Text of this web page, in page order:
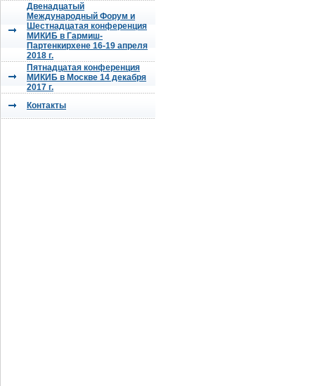
Двенадцатый
Международный Форум и
Шестнадцатая конференция
МИКИБ в Гармиш-
Партенкирхене 16-19 апреля
2018 г.
Пятнадцатая конференция
МИКИБ в Москве 14 декабря
2017 г.
Контакты